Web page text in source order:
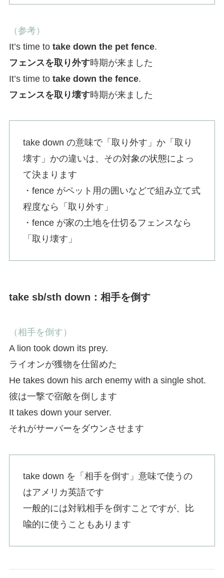
（参考）
It’s time to take down the pet fence.
フェンスを取り外す時期が来ました
It’s time to take down the fence.
フェンスを取り壊す時期が来ました
take down の意味で「取り外す」か「取り
壊す」かの違いは、その対象の状態によっ
て決まります
・fence がペット用の囲いなどで組み立て式
程度なら「取り外す」
・fence が家の土地を仕切るフェンスなら
「取り壊す」
take sb/sth down：相手を倒す
（相手を倒す）
A lion took down its prey.
ライオンが獲物を仕留めた
He takes down his arch enemy with a single shot.
彼は一撃で宿敵を倒します
It takes down your server.
それがサーバーをダウンさせます
take down を「相手を倒す」意味で使うの
はアメリカ英語です
一般的には対戦相手を倒すことですが、比
喩的に使うこともあります